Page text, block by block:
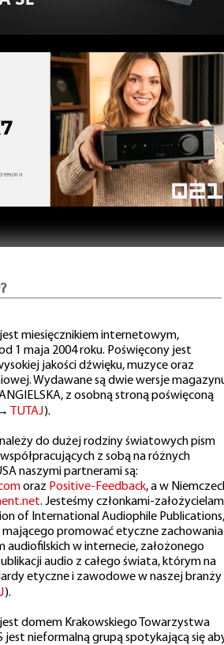
jest miesięcznikiem internetowym,
1 maja 2004 roku. Poświęcony jest
jakości dźwięku, muzyce oraz
Wydawane są dwie wersje
z osobną stroną poświęconą
TUTAJ).
należy do dużej rodziny światowych pism
z sobą na różnych
naszymi partnerami są:
oraz Positive-Feedback, a w
. Jesteśmy członkami-
of International Audiophile Publications,
promować etyczne zachowania
audiofilskich w internecie, założonego
audio z całego świata, którym na
etyczne i zawodowe w naszej branży
).
jest domem Krakowskiego Towarzystwa
jest nieformalną grupą spotykającą się